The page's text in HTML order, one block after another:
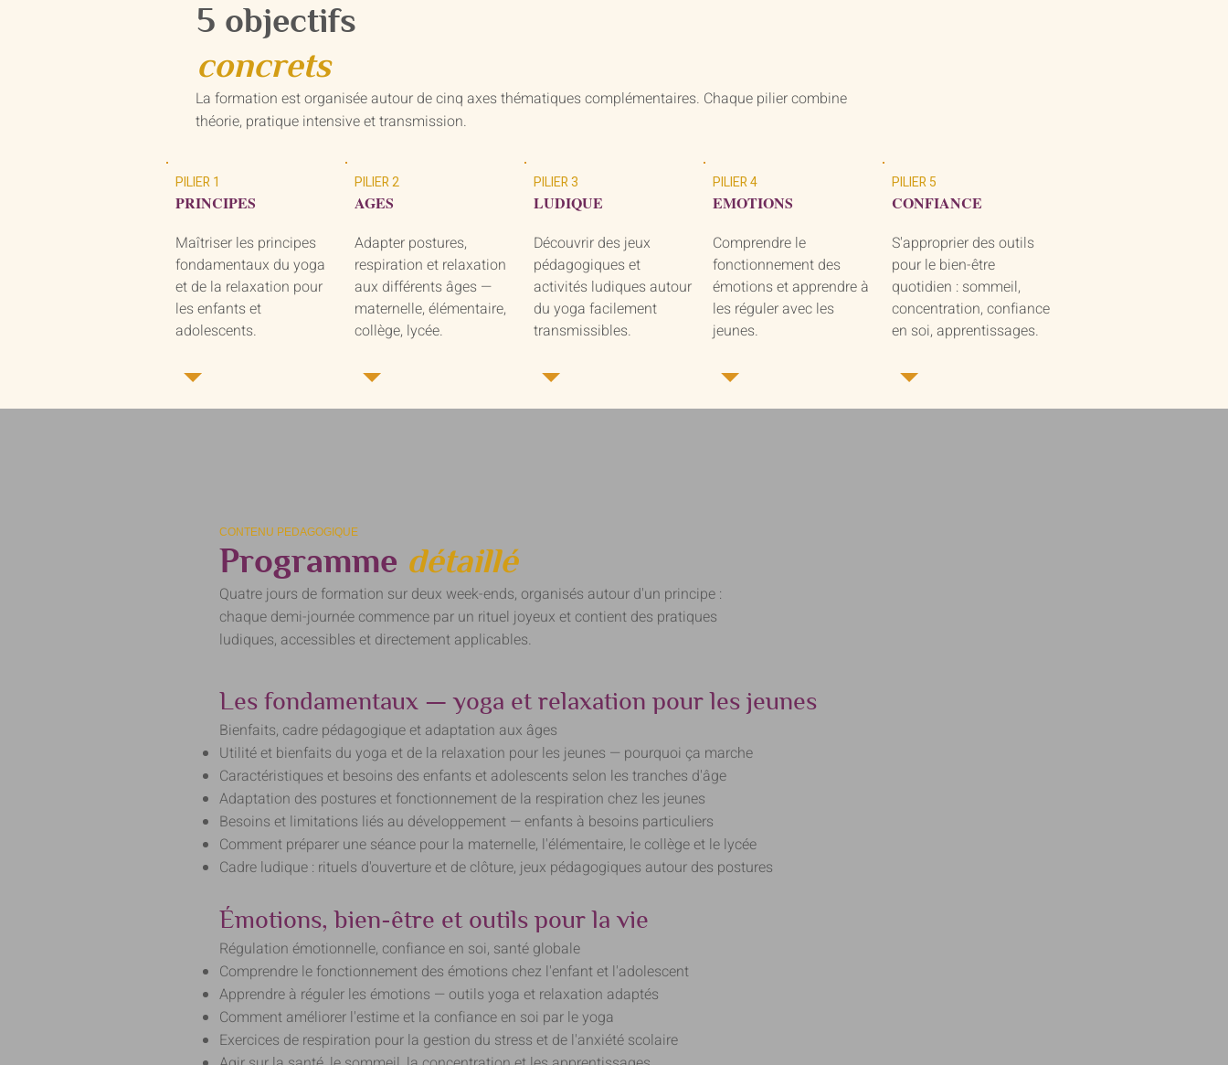
5 objectifs
concrets
La formation est organisée autour de cinq axes thématiques complémentaires. Chaque pilier combine
théorie, pratique intensive et transmission.
PILIER 1
PRINCIPES
Maîtriser les principes
fondamentaux du yoga
et de la relaxation pour
les enfants et
adolescents.
PILIER 2
AGES
Adapter postures,
respiration et relaxation
aux différents âges —
maternelle, élémentaire,
collège, lycée.
PILIER 3
LUDIQUE
Découvrir des jeux
pédagogiques et
activités ludiques autour
du yoga facilement
transmissibles.
PILIER 4
EMOTIONS
Comprendre le
fonctionnement des
émotions et apprendre à
les réguler avec les
jeunes.
PILIER 5
CONFIANCE
S'approprier des outils
pour le bien-être
quotidien : sommeil,
concentration, confiance
en soi, apprentissages.
CONTENU PEDAGOGIQUE
Programme détaillé
Quatre jours de formation sur deux week-ends, organisés autour d'un principe :
chaque demi-journée commence par un rituel joyeux et contient des pratiques
ludiques, accessibles et directement applicables.
Les fondamentaux — yoga et relaxation pour les jeunes
Bienfaits, cadre pédagogique et adaptation aux âges
Utilité et bienfaits du yoga et de la relaxation pour les jeunes — pourquoi ça marche
Caractéristiques et besoins des enfants et adolescents selon les tranches d'âge
Adaptation des postures et fonctionnement de la respiration chez les jeunes
Besoins et limitations liés au développement — enfants à besoins particuliers
Comment préparer une séance pour la maternelle, l'élémentaire, le collège et le lycée
Cadre ludique : rituels d'ouverture et de clôture, jeux pédagogiques autour des postures
Émotions, bien-être et outils pour la vie
Régulation émotionnelle, confiance en soi, santé globale
Comprendre le fonctionnement des émotions chez l'enfant et l'adolescent
Apprendre à réguler les émotions — outils yoga et relaxation adaptés
Comment améliorer l'estime et la confiance en soi par le yoga
Exercices de respiration pour la gestion du stress et de l'anxiété scolaire